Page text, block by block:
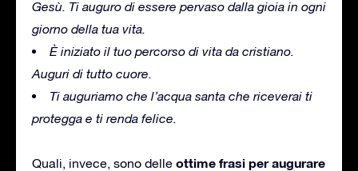
Gesù. Ti auguro di essere pervaso dalla gioia in ogni
giorno della tua vita.
È iniziato il tuo percorso di vita da cristiano.
Auguri di tutto cuore.
Ti auguriamo che l’acqua santa che riceverai ti
protegga e ti renda felice.
Quali, invece, sono delle ottime frasi per augurare